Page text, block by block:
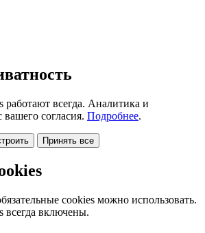
всегда. Аналитика и
согласия. Подробнее.
Принять все
cookies можно использовать.
всегда включены.